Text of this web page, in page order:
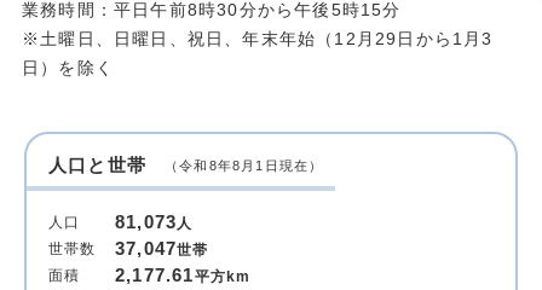
業務時間：平日午前8時30分から午後5時15分
※土曜日、日曜日、祝日、年末年始（12月29日から1月3
日）を除く
人口と世帯 （令和8年8月1日現在）
人口 81,073人
世帯数
37,047世帯
面積
2,177.61平方km